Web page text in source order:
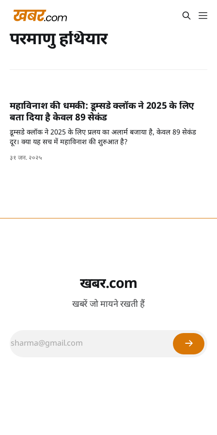
परमाणु हथियार
महाविनाश की धमकी: डूम्सडे क्लॉक ने 2025 के लिए
बता दिया है केवल 89 सेकंड
डूम्सडे क्लॉक ने 2025 के लिए प्रलय का अलार्म बजाया है, केवल 89 सेकंड
दूर। क्या यह सच में महाविनाश की शुरुआत है?
३१ जन. २०२५
खबर.com
खबरें जो मायने रखती हैं